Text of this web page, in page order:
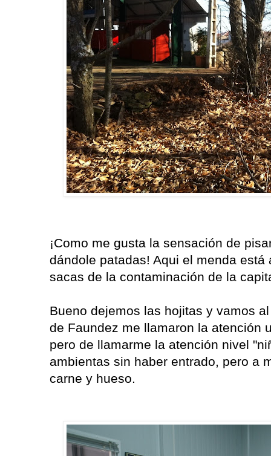
¡Como me gusta la sensación de
dándole patadas! Aqui el menda
sacas de la contaminación de la
Bueno dejemos las hojitas y vamos
de Faundez me llamaron la atención
pero de llamarme la atención nivel
ambientas sin haber entrado, pero a
carne y hueso.